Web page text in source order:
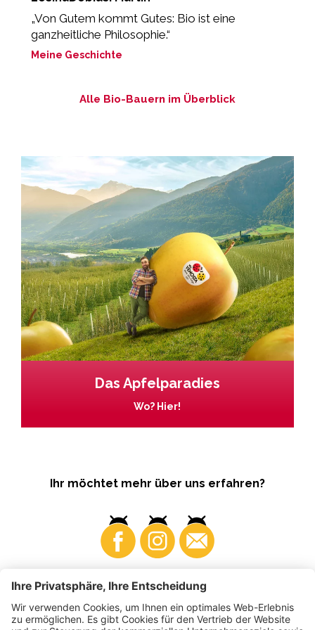
„Von Gutem kommt Gutes: Bio ist eine
ganzheitliche Philosophie.“
Meine Geschichte
Alle Bio-Bauern im Überblick
Das Apfelparadies
Wo? Hier!
Ihr möchtet mehr über uns erfahren?
Business Produzenten